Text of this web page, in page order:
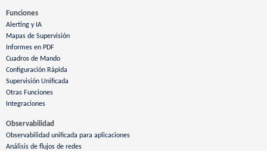
Funciones
Alerting y IA
Mapas de Supervisión
Informes en PDF
Cuadros de Mando
Configuración Rápida
Supervisión Unificada
Otras Funciones
Integraciones
Observabilidad
Observabilidad unificada para aplicaciones
Análisis de flujos de redes